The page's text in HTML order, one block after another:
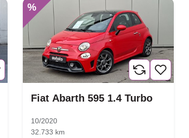
%
Fiat Abarth 595 1.4 Turbo
10/2020
32.733 km